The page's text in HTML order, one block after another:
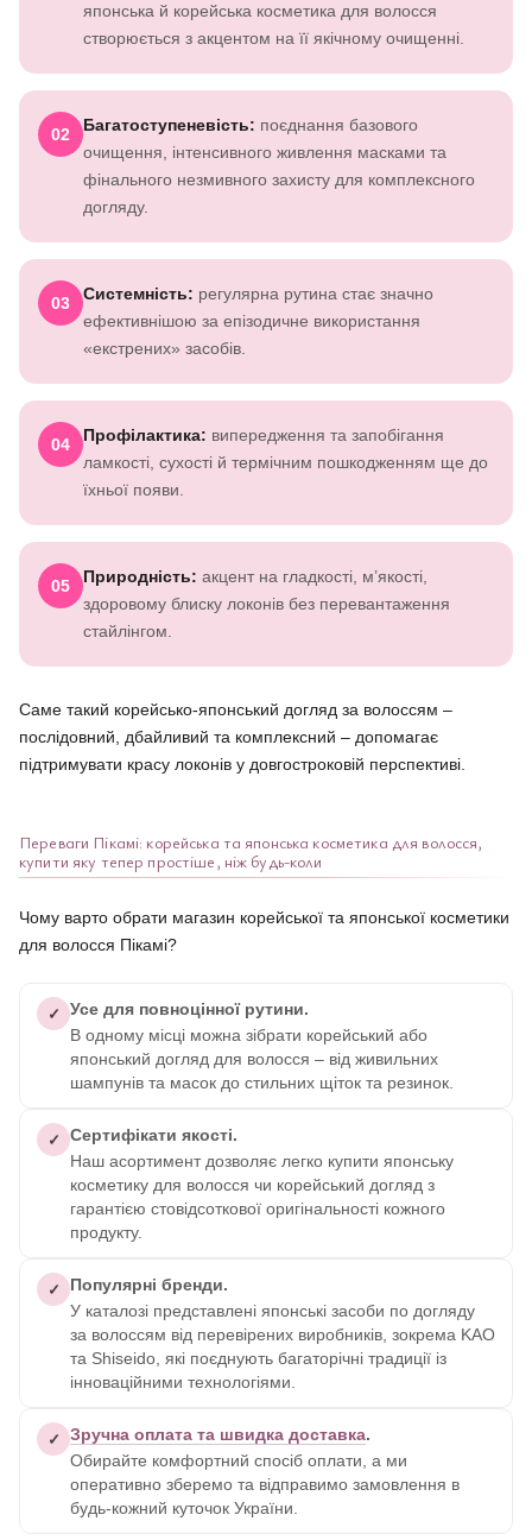
японська й корейська косметика для волосся
створюється з акцентом на її якічному очищенні.
02 Багатоступеневість: поєднання базового
очищення, інтенсивного живлення масками та
фінального незмивного захисту для комплексного
догляду.
03 Системність: регулярна рутина стає значно
ефективнішою за епізодичне використання
«екстрених» засобів.
04 Профілактика: випередження та запобігання
ламкості, сухості й термічним пошкодженням ще до
їхньої появи.
05 Природність: акцент на гладкості, м’якості,
здоровому блиску локонів без перевантаження
стайлінгом.
Саме такий корейсько-японський догляд за волоссям –
послідовний, дбайливий та комплексний – допомагає
підтримувати красу локонів у довгостроковій перспективі.
Переваги Пікамі: корейська та японська косметика для волосся,
купити яку тепер простіше, ніж будь-коли
Чому варто обрати магазин корейської та японської косметики
для волосся Пікамі?
✓
Усе для повноцінної рутини.
В одному місці можна зібрати корейський або
японський догляд для волосся – від живильних
шампунів та масок до стильних щіток та резинок.
✓
Сертифікати якості.
Наш асортимент дозволяє легко купити японську
косметику для волосся чи корейський догляд з
гарантією стовідсоткової оригінальності кожного
продукту.
✓
Популярні бренди.
У каталозі представлені японські засоби по догляду
за волоссям від перевірених виробників, зокрема KAO
та Shiseido, які поєднують багаторічні традиції із
інноваційними технологіями.
✓ Зручна оплата та швидка доставка.
Обирайте комфортний спосіб оплати, а ми
оперативно зберемо та відправимо замовлення в
будь-кожний куточок України.